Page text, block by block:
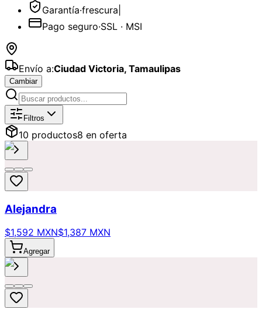
Garantía·frescura
Pago seguro·SSL · MSI
Envío a:Ciudad Victoria, Tamaulipas
Cambiar
Catálogo deCondolencias
Filtros
10 productos8 en oferta
Alejandra
$1,592 MXN$1,387 MXN
Agregar